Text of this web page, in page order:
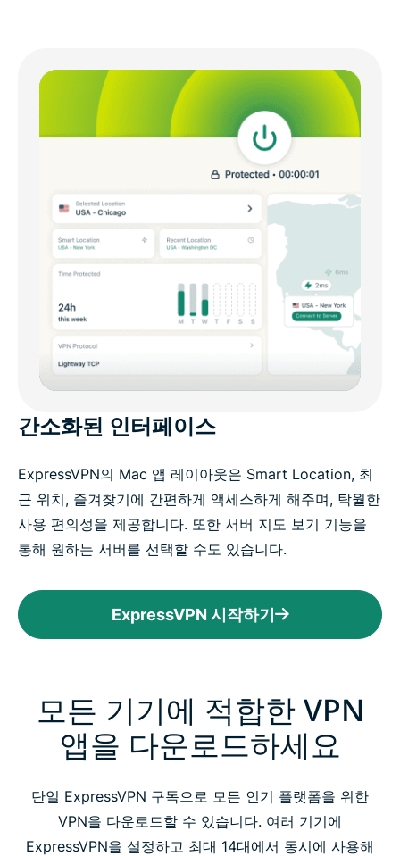
간소화된 인터페이스
ExpressVPN의 Mac 앱 레이아웃은 Smart Location, 최
근 위치, 즐겨찾기에 간편하게 액세스하게 해주며, 탁월한
사용 편의성을 제공합니다. 또한 서버 지도 보기 기능을
통해 원하는 서버를 선택할 수도 있습니다.
ExpressVPN 시작하기
모든 기기에 적합한 VPN
앱을 다운로드하세요
단일 ExpressVPN 구독으로 모든 인기 플랫폼을 위한
VPN을 다운로드할 수 있습니다. 여러 기기에
ExpressVPN을 설정하고 최대 14대에서 동시에 사용해